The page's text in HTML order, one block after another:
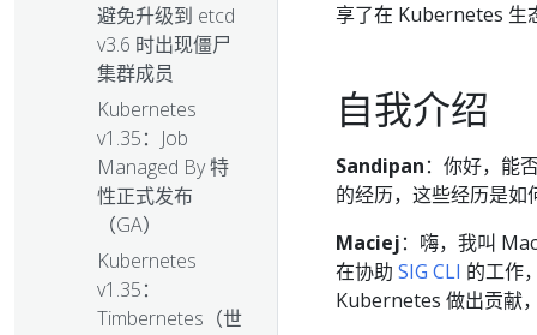
避免升级到 etcd
v3.6 时出现僵尸
集群成员
Kubernetes
v1.35：Job
Managed By 特
性正式发布
（GA）
Kubernetes
v1.35：
Timbernetes（世
享了在 Kubernetes 生
自我介绍
Sandipan：你好，能
的经历，这些经历是如
Maciej：嗨，我叫
在协助 SIG CLI 的工作
Kubernetes 做出贡献